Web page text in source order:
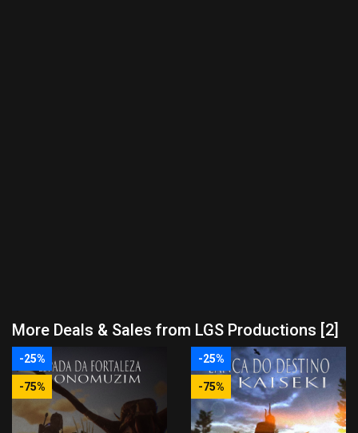
More Deals & Sales from LGS Productions [2]
-25%
-75%
-25%
-75%